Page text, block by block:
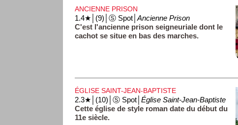
ANCIENNE PRISON
1.4★│(9)│Ⓢ Spot│Ancienne Prison
C'est l'ancienne prison seigneuriale dont le
cachot se situe en bas des marches.
ÉGLISE SAINT-JEAN-BAPTISTE
2.3★│(10)│Ⓢ Spot│Église Saint-Jean-Baptiste
Cette église de style roman date du début du
11e siècle.